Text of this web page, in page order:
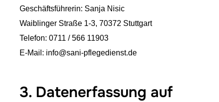
Geschäftsführerin: Sanja Nisic
Waiblinger Straße 1-3, 70372 Stuttgart
Telefon: 0711 / 566 11903
E-Mail: info@sani-pflegedienst.de
3. Datenerfassung auf